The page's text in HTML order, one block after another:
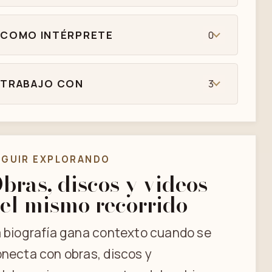
COMO INTÉRPRETE 0
TRABAJO CON 3
EXPLORANDO
discos y videos
mismo recorrido
biografía gana contexto cuando se
con obras, discos y